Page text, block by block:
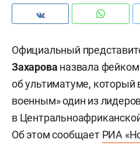
Официальный
Захарова назвала
об ультиматуме, который
военным» один из
в
Об этом сообщает РИА